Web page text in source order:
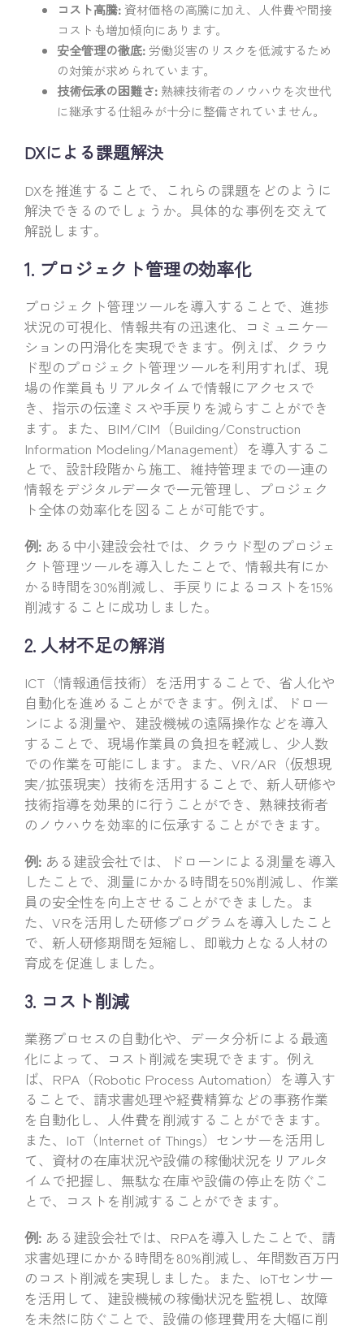
コスト高騰:資材価格の高騰に加え、人件費や間接
コストも増加傾向にあります。
安全管理の徹底: 労働災害のリスクを低減するため
の対策が求められています。
技術伝承の困難さ: 熟練技術者のノウハウを次世代
に継承する仕組みが十分に整備されていません。
DXによる課題解決
DXを推進することで、これらの課題をどのように
解決できるのでしょうか。具体的な事例を交えて
解説します。
1. プロジェクト管理の効率化
プロジェクト管理ツールを導入することで、進捗
状況の可視化、情報共有の迅速化、コミュニケー
ションの円滑化を実現できます。例えば、クラウ
ド型のプロジェクト管理ツールを利用すれば、現
場の作業員もリアルタイムで情報にアクセスで
き、指示の伝達ミスや手戻りを減らすことができ
ます。また、BIM/CIM（Building/Construction
Information Modeling/Management）を導入するこ
とで、設計段階から施工、維持管理までの一連の
情報をデジタルデータで一元管理し、プロジェク
ト全体の効率化を図ることが可能です。
例: ある中小建設会社では、クラウド型のプロジェ
クト管理ツールを導入したことで、情報共有にか
かる時間を30%削減し、手戻りによるコストを15%
削減することに成功しました。
2. 人材不足の解消
ICT（情報通信技術）を活用することで、省人化や
自動化を進めることができます。例えば、ドロー
ンによる測量や、建設機械の遠隔操作などを導入
することで、現場作業員の負担を軽減し、少人数
での作業を可能にします。また、VR/AR（仮想現
実/拡張現実）技術を活用することで、新人研修や
技術指導を効果的に行うことができ、熟練技術者
のノウハウを効率的に伝承することができます。
例: ある建設会社では、ドローンによる測量を導入
したことで、測量にかかる時間を50%削減し、作業
員の安全性を向上させることができました。ま
た、VRを活用した研修プログラムを導入したこと
で、新人研修期間を短縮し、即戦力となる人材の
育成を促進しました。
3. コスト削減
業務プロセスの自動化や、データ分析による最適
化によって、コスト削減を実現できます。例え
ば、RPA（Robotic Process Automation）を導入す
ることで、請求書処理や経費精算などの事務作業
を自動化し、人件費を削減することができます。
また、IoT（Internet of Things）センサーを活用し
て、資材の在庫状況や設備の稼働状況をリアルタ
イムで把握し、無駄な在庫や設備の停止を防ぐこ
とで、コストを削減することができます。
例: ある建設会社では、RPAを導入したことで、請
求書処理にかかる時間を80%削減し、年間数百万円
のコスト削減を実現しました。また、IoTセンサー
を活用して、建設機械の稼働状況を監視し、故障
を未然に防ぐことで、設備の修理費用を大幅に削